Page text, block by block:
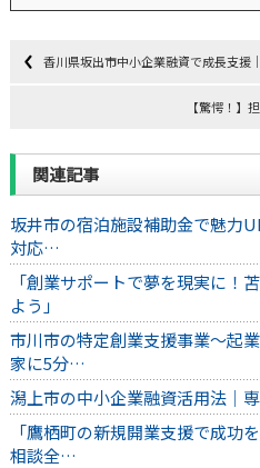
香川県坂出市中小企業融資で成長支援
【驚愕！】
関連記事
坂井市の宿泊施設補助金で魅力
対応…
「創業サポートで夢を現実に！
よう」
市川市の特定創業支援事業～起
家に5分…
潟上市の中小企業融資活用法｜
「鷹栖町の新規開業支援で成功
相談全…